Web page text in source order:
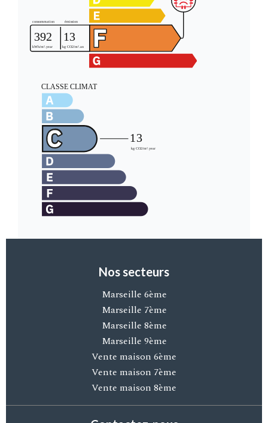
Nos secteurs
Marseille 6ème
Marseille 7ème
Marseille 8ème
Marseille 9ème
Vente maison 6ème
Vente maison 7ème
Vente maison 8ème